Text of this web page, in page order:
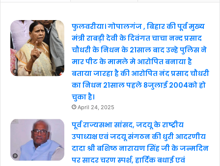
फुलवरीया। गोपालगंज , बिहार की पूर्व मुख्य
मंत्री राबड़ी देवी के दिवंगत चाचा नन्द प्रसाद
चौधरी के निधन के 21साल बाद उन्हे पुलिस ने
मार पीट के मामले मे आरोपित बनाया है
बताया जारहा है की आरोपित नंद प्रसाद चौधरी
का निधन 21साल पहले 8जुलाई 2004को हो
चुका है।
April 24, 2025
पूर्व राज्यसभा सांसद, जदयू के राष्ट्रीय
उपाध्यक्ष एवं जदयू संगठन की धुरी आदरणीय
दादा श्री बशिष्ठ नारायण सिंह जी के जन्मदिन
पर सादर चरण स्पर्श, हार्दिक बधाई एवं